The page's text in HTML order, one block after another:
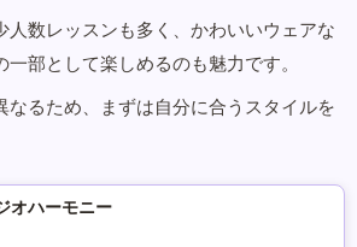
人数レッスンも多く、かわいいウェアな
部として楽しめるのも魅力です。
なるため、まずは自分に合うスタイルを
オハーモニー